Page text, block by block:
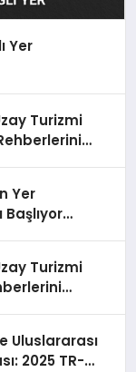
Yer
Turizmi
Yer
Turizmi
Uluslararası
2025 TR-